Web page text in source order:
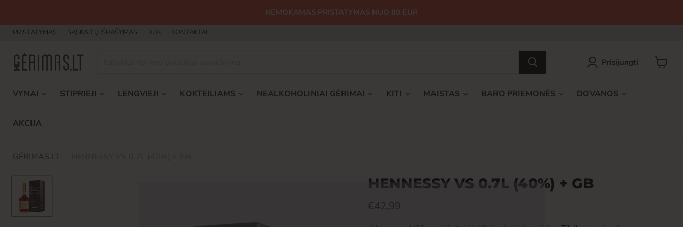
NEMOKAMAS PRISTATYMAS NUO 80 EUR
PRISTATYMAS SĄSKAITŲ IŠRAŠYMAS DUK KONTAKTAI
Prisijungti
VYNAI
STIPRIEJI LENGVIEJI KOKTEILIAMS NEALKOHOLINIAI GĖRIMAI KITI MAISTAS BARO PRIEMONĖS DOVANOS
AKCIJA
GĖRIMAS.LT
HENNESSY VS 0.7L (40%) + GB
Dabartinė kaina
€42,99